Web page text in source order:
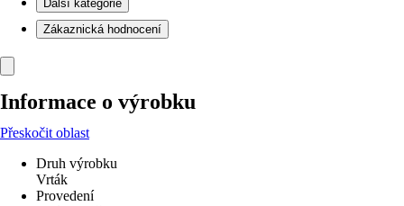
Další kategorie
Zákaznická hodnocení
Informace o výrobku
Přeskočit oblast
Druh výrobku
Vrták
Provedení